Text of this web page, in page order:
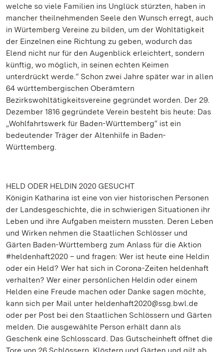
welche so viele Familien ins Unglück stürzten, haben in
mancher theilnehmenden Seele den Wunsch erregt, auch
in Würtemberg Vereine zu bilden, um der Wohltätigkeit
der Einzelnen eine Richtung zu geben, wodurch das
Elend nicht nur für den Augenblick erleichtert, sondern
künftig, wo möglich, in seinen echten Keimen
unterdrückt werde.“ Schon zwei Jahre später war in allen
64 württembergischen Oberämtern
Bezirkswohltätigkeitsvereine gegründet worden. Der 29.
Dezember 1816 gegründete Verein besteht bis heute: Das
„Wohlfahrtswerk für Baden-Württemberg“ ist ein
bedeutender Träger der Altenhilfe in Baden-
Württemberg.
HELD ODER HELDIN 2020 GESUCHT
Königin Katharina ist eine von vier historischen Personen
der Landesgeschichte, die in schwierigen Situationen ihr
Leben und ihre Aufgaben meistern mussten. Deren Leben
und Wirken nehmen die Staatlichen Schlösser und
Gärten Baden-Württemberg zum Anlass für die Aktion
#heldenhaft2020 – und fragen: Wer ist heute eine Heldin
oder ein Held? Wer hat sich in Corona-Zeiten heldenhaft
verhalten? Wer einer persönlichen Heldin oder einem
Helden eine Freude machen oder Danke sagen möchte,
kann sich per Mail unter heldenhaft2020@ssg.bwl.de
oder per Post bei den Staatlichen Schlössern und Gärten
melden. Die ausgewählte Person erhält dann als
Geschenk eine Schlosscard. Das Gutscheinheft öffnet die